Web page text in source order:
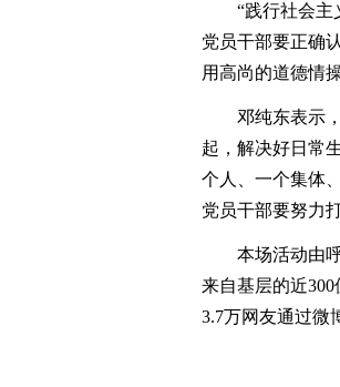
“践行社会主义
党员干部要正确
用高尚的道德情
邓纯东表示，
起，解决好日常
个人、一个集体
党员干部要努力
本场活动由呼
来自基层的近
3.7万网友通过微